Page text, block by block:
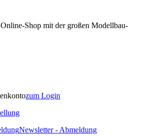
Shop mit der großen Modellbau-
zum Login
Newsletter - Abmeldung